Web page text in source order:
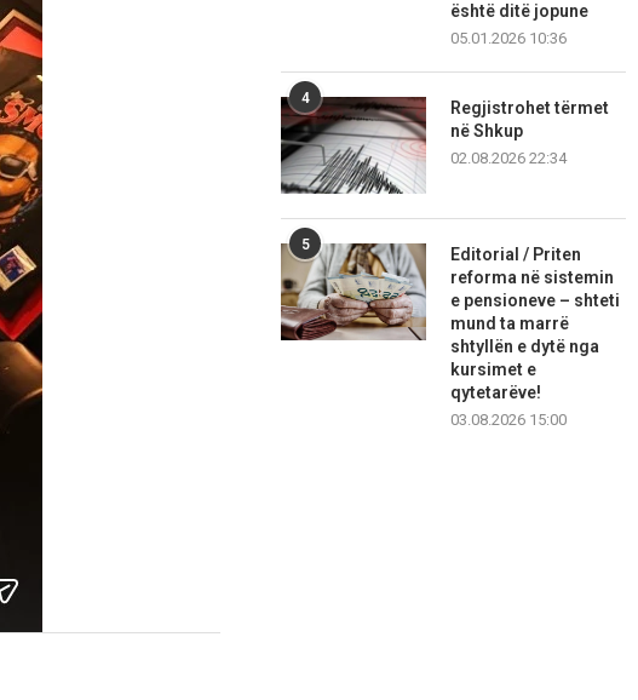
është ditë jopune
05.01.2026 10:36
4
Regjistrohet tërmet
në Shkup
02.08.2026 22:34
5
Editorial / Priten
reforma në sistemin
e pensioneve – shteti
mund ta marrë
shtyllën e dytë nga
kursimet e
qytetarëve!
03.08.2026 15:00